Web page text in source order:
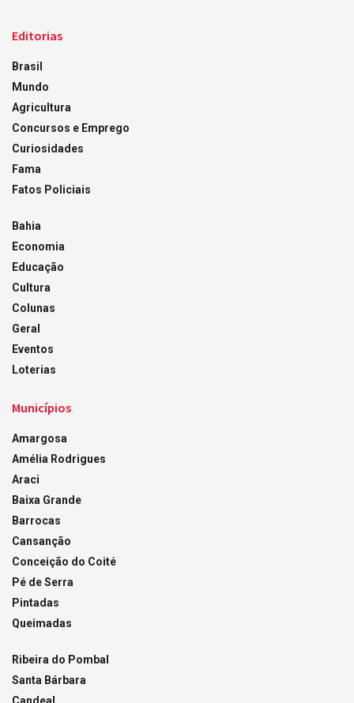
Editorias
Brasil
Mundo
Agricultura
Concursos e Emprego
Curiosidades
Fama
Fatos Policiais
Bahia
Economia
Educação
Cultura
Colunas
Geral
Eventos
Loterias
Municípios
Amargosa
Amélia Rodrigues
Araci
Baixa Grande
Barrocas
Cansanção
Conceição do Coité
Pé de Serra
Pintadas
Queimadas
Ribeira do Pombal
Santa Bárbara